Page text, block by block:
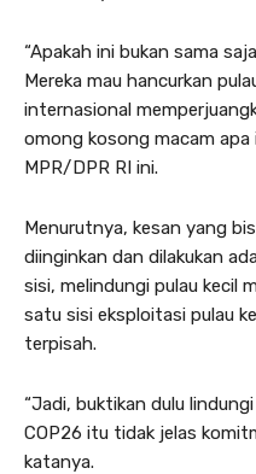
“Apakah ini bukan sama
Mereka mau hancurkan
internasional
omong kosong macam
MPR/DPR RI ini.
Menurutnya, kesan yang
diinginkan dan dilakukan
sisi, melindungi pulau kecil
satu sisi eksploitasi pulau
terpisah.
“Jadi, buktikan dulu
COP26 itu tidak jelas
katanya.